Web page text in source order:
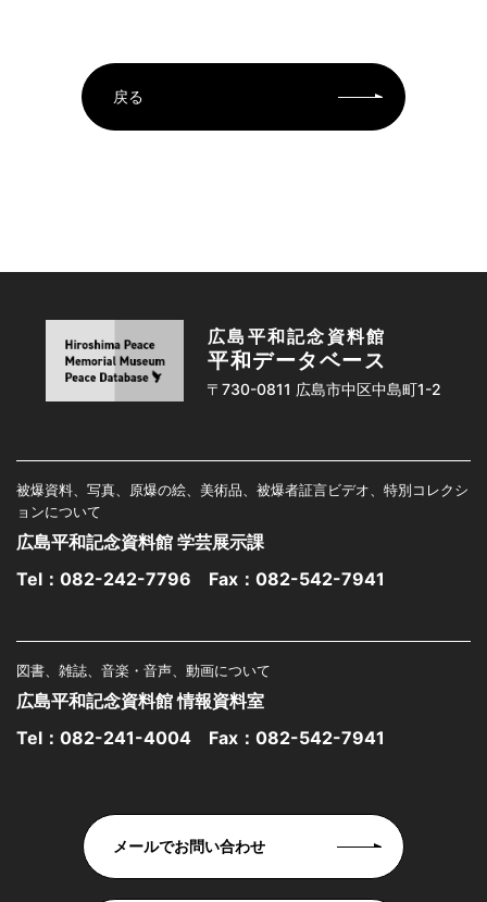
戻る
広島平和記念資料館
平和データベース
〒730-0811 広島市中区中島町1-2
被爆資料、写真、原爆の絵、美術品、被爆者証言ビデオ、特別コレクシ
ョンについて
広島平和記念資料館 学芸展示課
Tel： 082-242-7796 Fax：082-542-7941
図書、雑誌、音楽・音声、動画について
広島平和記念資料館 情報資料室
Tel： 082-241-4004 Fax：082-542-7941
メールでお問い合わせ